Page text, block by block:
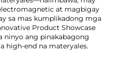
at magbigay
sa mas kumplikadong mga
Product Showcase
ninyo ang pinakabagong
high-end na materyales.